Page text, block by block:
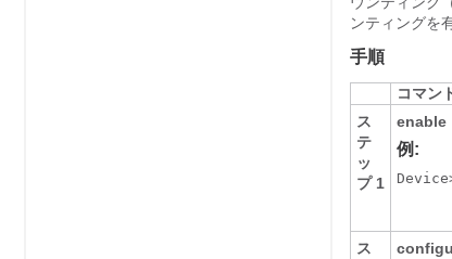
ンティングを
手順
コマン
ス
テ
ッ
プ 1
enable
例:
ス